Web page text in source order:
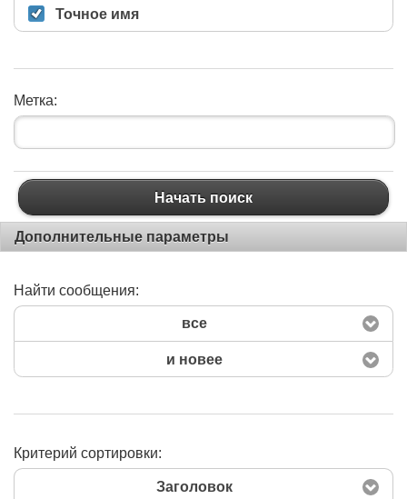
Точное имя
Метка:
Начать поиск
Дополнительные параметры
Найти сообщения:
все
и новее
Критерий сортировки:
Заголовок